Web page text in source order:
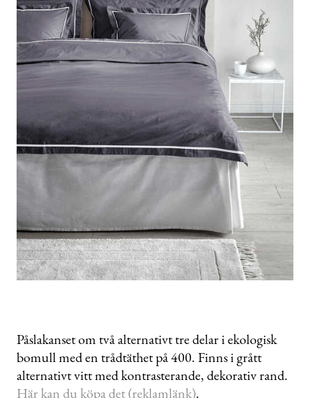
Påslakanset om två alternativt tre delar i ekologisk
bomull med en trådtäthet på 400. Finns i grått
alternativt vitt med kontrasterande, dekorativ rand.
Här kan du köpa det (reklamlänk).